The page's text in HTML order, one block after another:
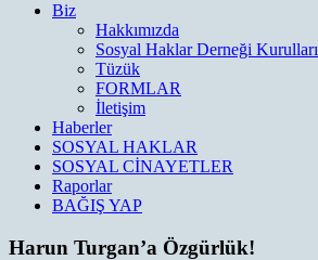
Biz
Hakkımızda
Sosyal Haklar Derneği Kurulları
Tüzük
FORMLAR
İletişim
Haberler
SOSYAL HAKLAR
SOSYAL CİNAYETLER
Raporlar
BAĞIŞ YAP
Harun Turgan’a Özgürlük!